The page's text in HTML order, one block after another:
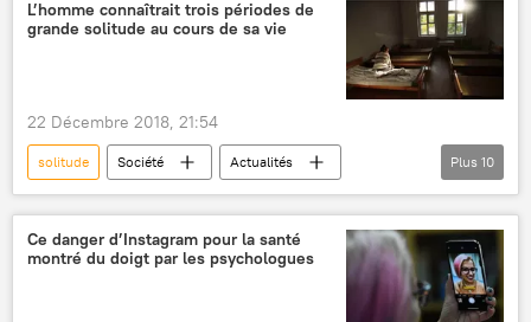
groupe musical
L’homme connaîtrait trois périodes de
grande solitude au cours de sa vie
22 Décembre 2018, 21:54
solitude Société
Actualités
International
Californie
San Diego
États-Unis
amis
famille
perte
santé
Plus 10
Ce danger d’Instagram pour la santé
montré du doigt par les psychologues